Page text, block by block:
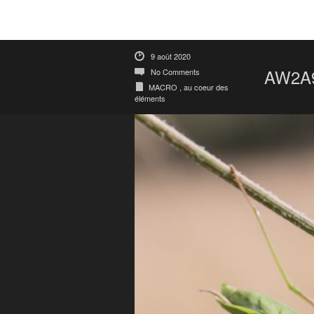
9 août 2020
No Comments
MACRO , au coeur des
éléments